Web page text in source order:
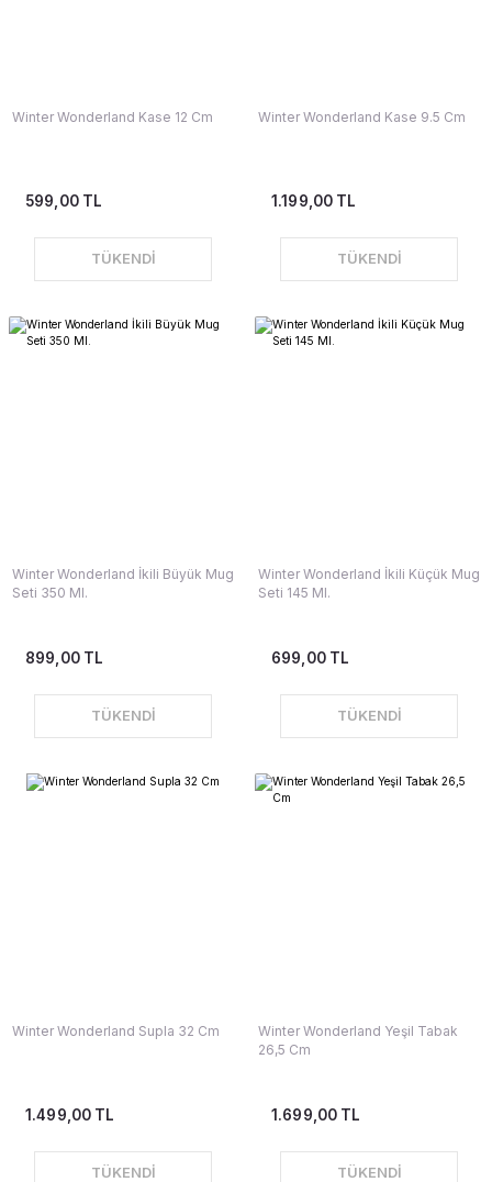
Winter Wonderland Kase 12 Cm
599,00 TL
TÜKENDİ
Winter Wonderland Kase 9.5 Cm
1.199,00 TL
TÜKENDİ
Winter Wonderland İkili Büyük Mug
Seti 350 Ml.
899,00 TL
TÜKENDİ
Winter Wonderland İkili Küçük Mug
Seti 145 Ml.
699,00 TL
TÜKENDİ
Winter Wonderland Supla 32 Cm
1.499,00 TL
TÜKENDİ
Winter Wonderland Yeşil Tabak
26,5 Cm
1.699,00 TL
TÜKENDİ